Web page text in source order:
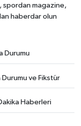
spordan magazine,
haberdar olun
Durumu
Durumu ve Fikstür
Haberleri